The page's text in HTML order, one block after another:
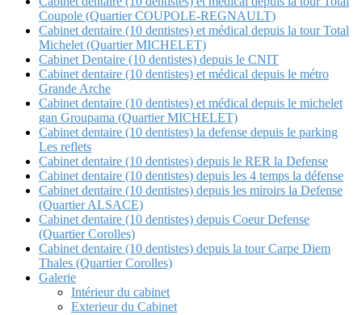
Coupole (Quartier COUPOLE-REGNAULT)
Cabinet dentaire (10 dentistes) et médical depuis la tour Total
Michelet (Quartier MICHELET)
Cabinet Dentaire (10 dentistes) depuis le CNIT
Cabinet dentaire (10 dentistes) et médical depuis le métro
Grande Arche
Cabinet dentaire (10 dentistes) et médical depuis le michelet
gan Groupama (Quartier MICHELET)
Cabinet dentaire (10 dentistes) la defense depuis le parking
Les reflets
Cabinet dentaire (10 dentistes) depuis le RER la Defense
Cabinet dentaire (10 dentistes) depuis les 4 temps la défense
Cabinet dentaire (10 dentistes) depuis les miroirs la Defense
(Quartier ALSACE)
Cabinet dentaire (10 dentistes) depuis Coeur Defense
(Quartier Corolles)
Cabinet dentaire (10 dentistes) depuis la tour Carpe Diem
Thales (Quartier Corolles)
Galerie
Intérieur du cabinet
Exterieur du Cabinet